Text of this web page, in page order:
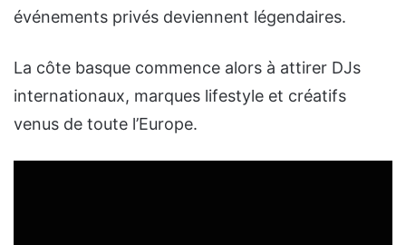
événements privés deviennent légendaires.
La côte basque commence alors à attirer DJs
internationaux, marques lifestyle et créatifs
venus de toute l’Europe.